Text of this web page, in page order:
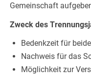
Gemeinschaft
Zweck des
Bedenkzeit für
Nachweis für das
Möglichkeit zur